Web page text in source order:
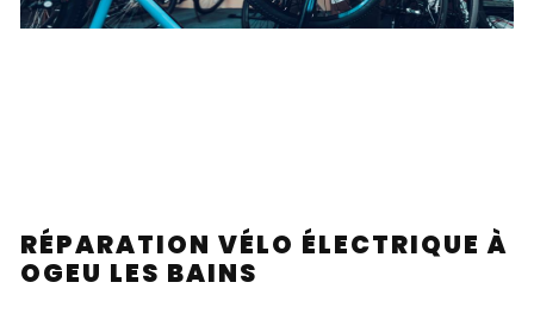
RÉPARATION VÉLO ÉLECTRIQUE À
OGEU LES BAINS